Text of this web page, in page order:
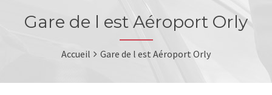
Gare de l est Aéroport Orly
Accueil Gare de l est Aéroport Orly